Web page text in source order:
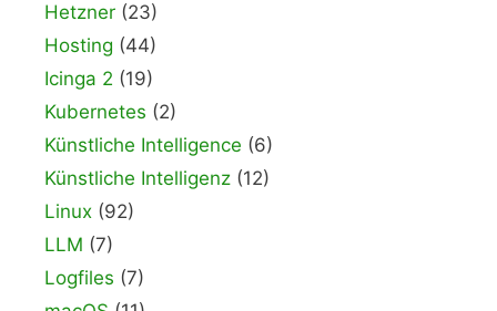
Hetzner (23)
Hosting (44)
Icinga 2 (19)
Kubernetes (2)
Künstliche Intelligence (6)
Künstliche Intelligenz (12)
Linux (92)
LLM (7)
Logfiles (7)